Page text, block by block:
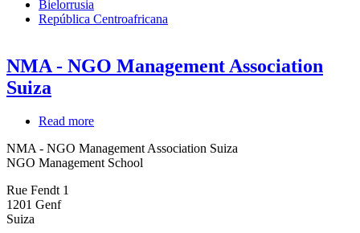
Bielorrusia
República Centroafricana
NMA - NGO Management Association
Suiza
Read more
-
NGO
NMA - NGO Management Association Suiza
NGO Management School
Rue Fendt 1
1201 Genf
Suiza